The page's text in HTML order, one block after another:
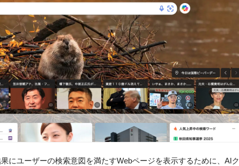
にユーザーの検索意図を満たすWebページを表示するために、AIク